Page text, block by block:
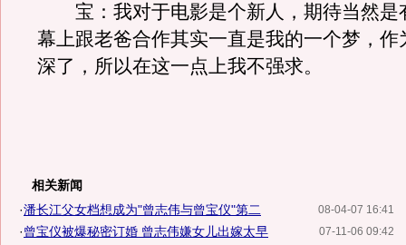
宝：我对于电影是个新人，期待当然是
幕上跟老爸合作其实一直是我的一个梦，作
深了，所以在这一点上我不强求。
相关新闻
08-04-07 16:41
·潘长江父女档想成为"曾志伟与曾宝仪"第二
07-11-06 09:42
·曾宝仪被爆秘密订婚 曾志伟嫌女儿出嫁太早